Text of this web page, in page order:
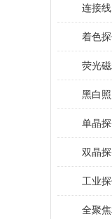
连接线
着色
荧光
黑白
单晶
双晶
工业
全聚